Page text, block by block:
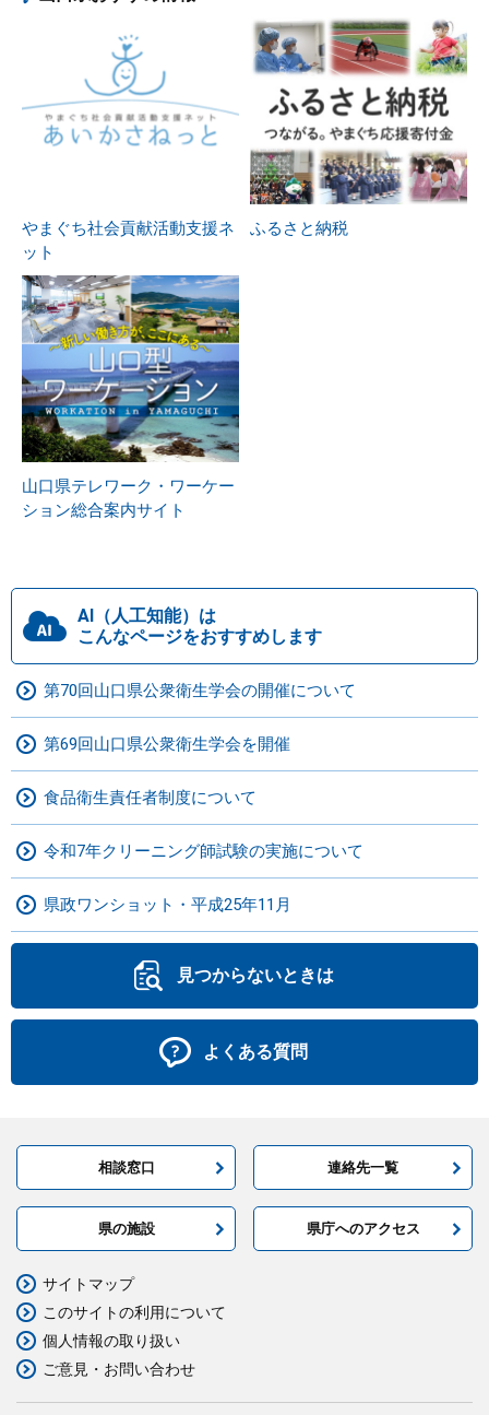
やまぐち社会貢献活動支援ネ
ット
ふるさと納税
山口県テレワーク・ワーケー
ション総合案内サイト
AI（人工知能）は
こんなページをおすすめします
第70回山口県公衆衛生学会の開催について
第69回山口県公衆衛生学会を開催
食品衛生責任者制度について
令和7年クリーニング師試験の実施について
県政ワンショット・平成25年11月
見つからないときは
よくある質問
相談窓口 連絡先一覧
県の施設 県庁へのアクセス
サイトマップ
このサイトの利用について
個人情報の取り扱い
ご意見・お問い合わせ